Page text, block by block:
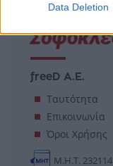
Data Deletion
freeD Α.Ε.
Ταυτότητα
Επικοινωνία
Όροι Χρήσης
Μ.Η.Τ. 232114